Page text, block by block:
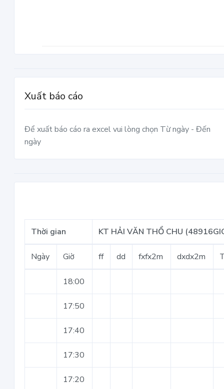
Xuất báo cáo
Để xuất báo cáo ra excel vui lòng chọn Từ ngày - Đến
ngày
Thời gian KT HẢI VĂN THỔ CHU
Ngày Giờ ff dd fxfx2m dxdx2m
18:00
17:50
17:40
17:30
17:20